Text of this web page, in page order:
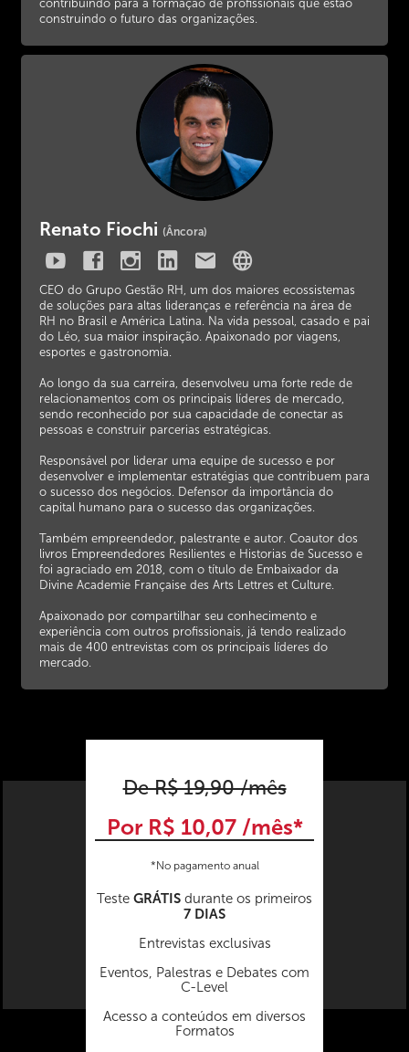
contribuindo para a formação de profissionais que estão
construindo o futuro das organizações.
Renato Fiochi (Âncora)
CEO do Grupo Gestão RH, um dos maiores ecossistemas
de soluções para altas lideranças e referência na área de
RH no Brasil e América Latina. Na vida pessoal, casado e pai
do Léo, sua maior inspiração. Apaixonado por viagens,
esportes e gastronomia.
Ao longo da sua carreira, desenvolveu uma forte rede de
relacionamentos com os principais líderes de mercado,
sendo reconhecido por sua capacidade de conectar as
pessoas e construir parcerias estratégicas.
Responsável por liderar uma equipe de sucesso e por
desenvolver e implementar estratégias que contribuem para
o sucesso dos negócios. Defensor da importância do
capital humano para o sucesso das organizações.
Também empreendedor, palestrante e autor. Coautor dos
livros Empreendedores Resilientes e Historias de Sucesso e
foi agraciado em 2018, com o título de Embaixador da
Divine Academie Française des Arts Lettres et Culture.
Apaixonado por compartilhar seu conhecimento e
experiência com outros profissionais, já tendo realizado
mais de 400 entrevistas com os principais líderes do
mercado.
De R$ 19,90 /mês
Por R$ 10,07 /mês*
*No pagamento anual
Teste GRÁTIS durante os primeiros
7 DIAS
Entrevistas exclusivas
Eventos, Palestras e Debates com
C-Level
Acesso a conteúdos em diversos
Formatos